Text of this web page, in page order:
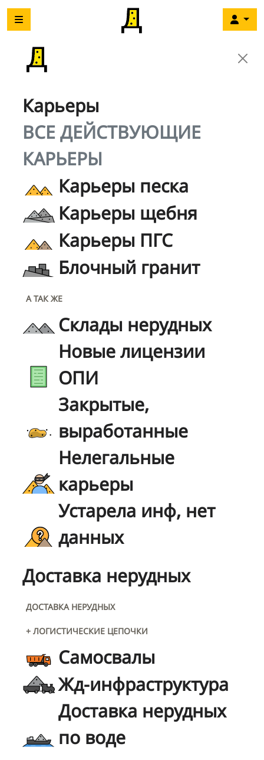
Карьеры
ВСЕ ДЕЙСТВУЮЩИЕ
КАРЬЕРЫ
Карьеры песка
Карьеры щебня
Карьеры ПГС
Блочный гранит
А ТАК ЖЕ
Склады нерудных
Новые лицензии
ОПИ
Закрытые,
выработанные
Нелегальные
карьеры
Устарела инф, нет
данных
Доставка нерудных
ДОСТАВКА НЕРУДНЫХ
+ ЛОГИСТИЧЕСКИЕ ЦЕПОЧКИ
Самосвалы
Жд-инфраструктура
Доставка нерудных
по воде